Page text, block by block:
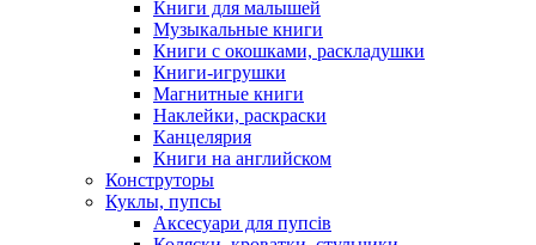
Книги для малышей
Музыкальные книги
Книги с окошками, раскладушки
Книги-игрушки
Магнитные книги
Наклейки, раскраски
Канцелярия
Книги на английском
Конструторы
Куклы, пупсы
Аксесуари для пупсів